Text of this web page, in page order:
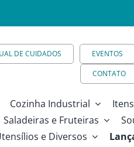
DE CUIDADOS
EVENTOS
CONTATO
Cozinha Industrial
Saladeiras e Fruteiras
e Diversos